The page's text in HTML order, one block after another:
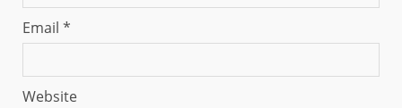
Email *
Website